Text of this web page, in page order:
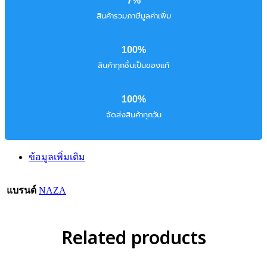
สินค้ารวมภาษีมูลค่าเพิ่ม
100%
สินค้าทุกชิ้นเป็นของแท้
100%
จัดส่งสินค้าทุกวัน
ข้อมูลเพิ่มเติม
แบรนด์ NAZA
Related products